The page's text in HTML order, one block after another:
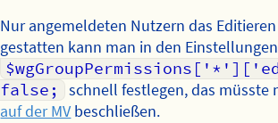
Nur angemeldeten Nutzern das Editieren
gestatten kann man in den
false;
schnell festlegen, das müsste
auf der MV beschließen.